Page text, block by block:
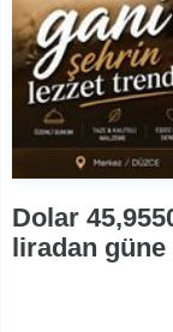
Dolar
liradan güne